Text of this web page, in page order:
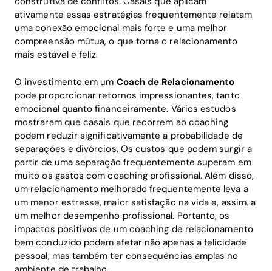
ativamente essas estratégias frequentemente relatam
uma conexão emocional mais forte e uma melhor
compreensão mútua, o que torna o relacionamento
mais estável e feliz.
O investimento em um Coach de Relacionamento
pode proporcionar retornos impressionantes, tanto
emocional quanto financeiramente. Vários estudos
mostraram que casais que recorrem ao coaching
podem reduzir significativamente a probabilidade de
separações e divórcios. Os custos que podem surgir a
partir de uma separação frequentemente superam em
muito os gastos com coaching profissional. Além disso,
um relacionamento melhorado frequentemente leva a
um menor estresse, maior satisfação na vida e, assim, a
um melhor desempenho profissional. Portanto, os
impactos positivos de um coaching de relacionamento
bem conduzido podem afetar não apenas a felicidade
pessoal, mas também ter consequências amplas no